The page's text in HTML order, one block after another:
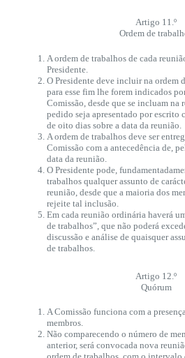
Artigo 11.º
Ordem de
A ordem de trabalhos de cada
Presidente.
O Presidente deve incluir na ordem
para esse fim lhe forem indicados
Comissão, desde que se incluam na
pedido seja apresentado por escrito
de oito dias sobre a data da reunião.
A ordem de trabalhos deve ser
Comissão com a antecedência de,
data da reunião.
O Presidente pode,
trabalhos qualquer assunto de
reunião, desde que a maioria dos
rejeite tal inclusão.
Em cada reunião ordinária haverá
de trabalhos”, que não poderá
discussão e análise de quaisquer
de trabalhos.
Artigo 12.º
Quórum
A Comissão funciona com a
membros.
Não comparecendo o número de
anterior, será convocada nova